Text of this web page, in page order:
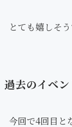
とても嬉しそう
過去のイベン
今回で4回目と